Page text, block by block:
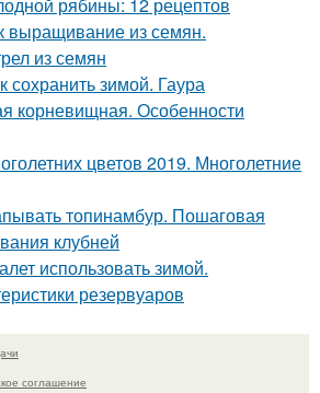
рябины: 12 рецептов
выращивание из семян.
из семян
сохранить зимой. Гаура
корневищная. Особенности
цветов 2019. Многолетние
топинамбур. Пошаговая
клубней
использовать зимой.
резервуаров
соглашение